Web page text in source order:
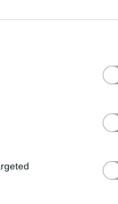
unui
jumătate
2024.